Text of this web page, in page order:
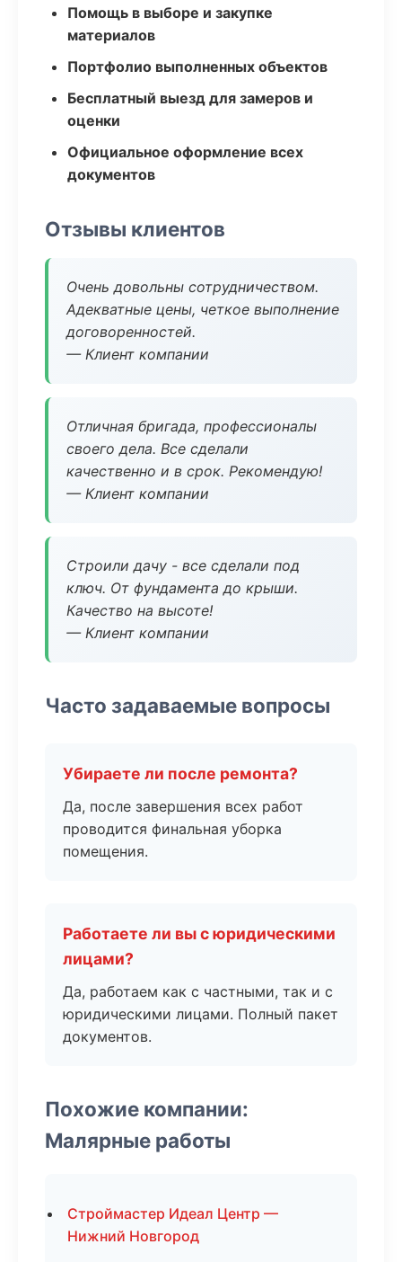
Помощь в выборе и закупке
материалов
Портфолио выполненных объектов
Бесплатный выезд для замеров и
оценки
Официальное оформление всех
документов
Отзывы клиентов
Очень довольны сотрудничеством.
Адекватные цены, четкое выполнение
договоренностей.
— Клиент компании
Отличная бригада, профессионалы
своего дела. Все сделали
качественно и в срок. Рекомендую!
— Клиент компании
Строили дачу - все сделали под
ключ. От фундамента до крыши.
Качество на высоте!
— Клиент компании
Часто задаваемые вопросы
Убираете ли после ремонта?
Да, после завершения всех работ
проводится финальная уборка
помещения.
Работаете ли вы с юридическими
лицами?
Да, работаем как с частными, так и с
юридическими лицами. Полный пакет
документов.
Похожие компании:
Малярные работы
Строймастер Идеал Центр —
Нижний Новгород